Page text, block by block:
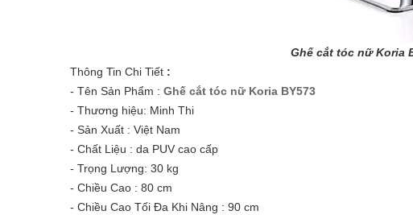
Ghế cắt tóc nữ Koria
Thông Tin Chi Tiết :
- Tên Sản Phẩm : Ghế cắt tóc nữ Koria BY573
- Thương hiệu: Minh Thi
- Sản Xuất : Việt Nam
- Chất Liệu : da PUV cao cấp
- Trọng Lượng: 30 kg
- Chiều Cao : 80 cm
- Chiều Cao Tối Đa Khi Nâng : 90 cm